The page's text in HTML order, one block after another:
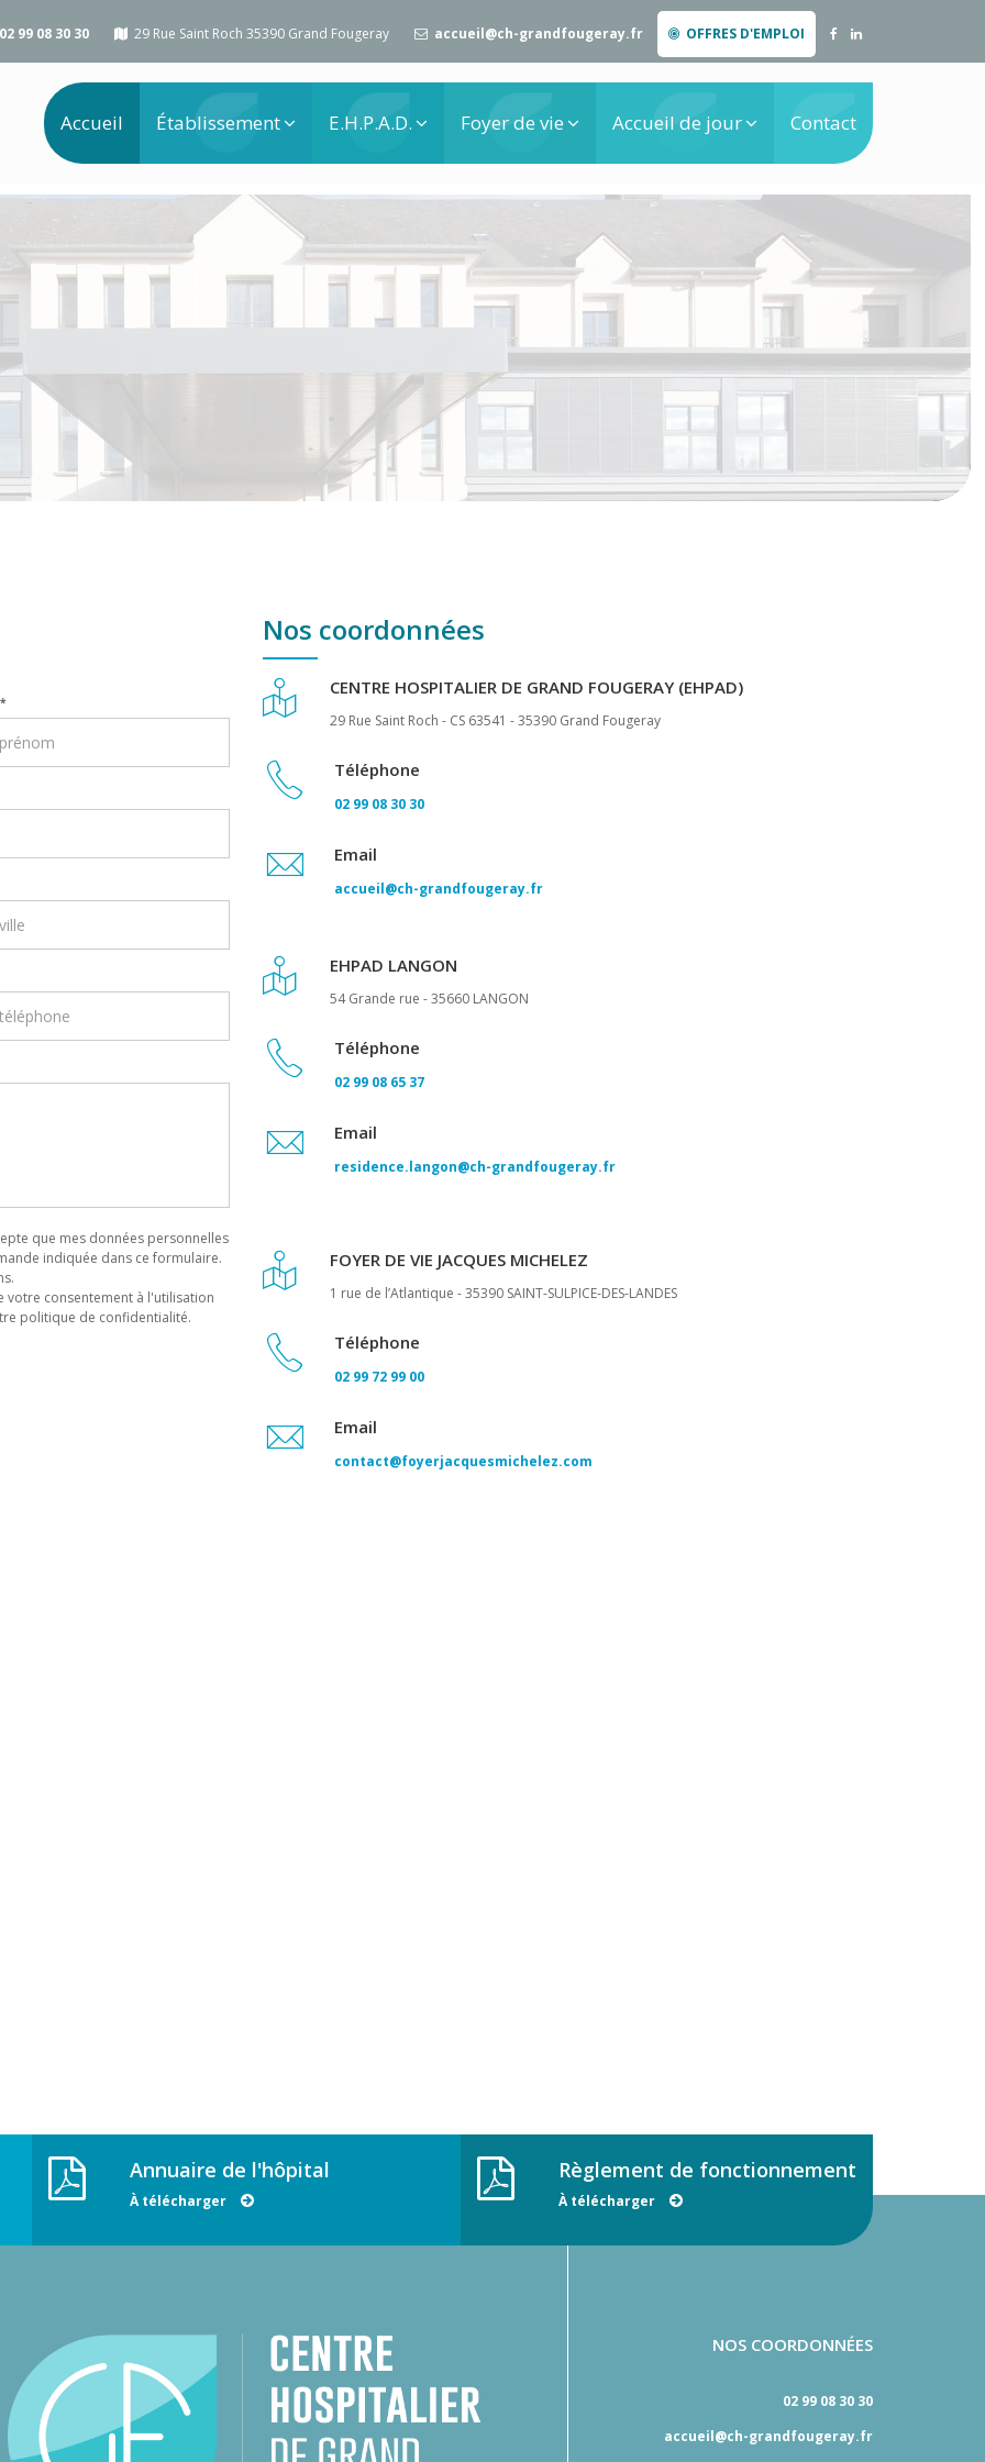
02 99 08 30 30 29 Rue Saint Roch 35390 Grand Fougeray accueil@ch-grandfougeray.fr OFFRES D'EMPLOI
Accueil Établissement E.H.P.A.D. Foyer de vie Accueil de jour Contact
*
que mes données personnelles
indiquée dans ce formulaire.
consentement à l'utilisation
politique de confidentialité.
Nos coordonnées
CENTRE HOSPITALIER DE GRAND FOUGERAY (EHPAD)
29 Rue Saint Roch - CS 63541 - 35390 Grand Fougeray
Téléphone
02 99 08 30 30
Email
accueil@ch-grandfougeray.fr
EHPAD LANGON
54 Grande rue - 35660 LANGON
Téléphone
02 99 08 65 37
Email
residence.langon@ch-grandfougeray.fr
FOYER DE VIE JACQUES MICHELEZ
1 rue de l’Atlantique - 35390 SAINT-SULPICE-DES-LANDES
Téléphone
02 99 72 99 00
Email
contact@foyerjacquesmichelez.com
Annuaire de l'hôpital
À télécharger
Règlement de fonctionnement
À télécharger
NOS COORDONNÉES
02 99 08 30 30
accueil@ch-grandfougeray.fr